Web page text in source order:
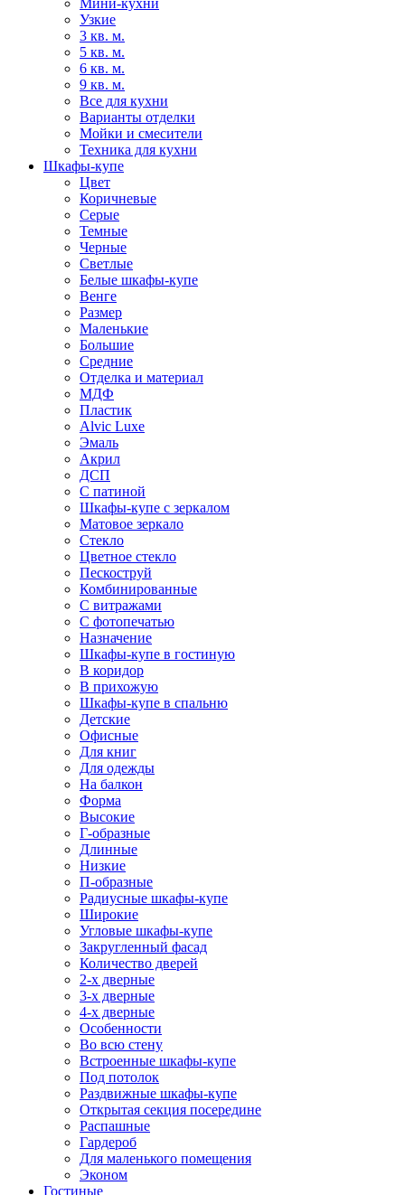
Мини-кухни
Узкие
3 кв. м.
5 кв. м.
6 кв. м.
9 кв. м.
Все для кухни
Варианты отделки
Мойки и смесители
Техника для кухни
Шкафы-купе
Цвет
Коричневые
Серые
Темные
Черные
Светлые
Белые шкафы-купе
Венге
Размер
Маленькие
Большие
Средние
Отделка и материал
МДФ
Пластик
Alvic Luxe
Эмаль
Акрил
ДСП
С патиной
Шкафы-купе с зеркалом
Матовое зеркало
Стекло
Цветное стекло
Пескоструй
Комбинированные
С витражами
С фотопечатью
Назначение
Шкафы-купе в гостиную
В коридор
В прихожую
Шкафы-купе в спальню
Детские
Офисные
Для книг
Для одежды
На балкон
Форма
Высокие
Г-образные
Длинные
Низкие
П-образные
Радиусные шкафы-купе
Широкие
Угловые шкафы-купе
Закругленный фасад
Количество дверей
2-х дверные
3-х дверные
4-х дверные
Особенности
Во всю стену
Встроенные шкафы-купе
Под потолок
Раздвижные шкафы-купе
Открытая секция посередине
Распашные
Гардероб
Для маленького помещения
Эконом
Гостиные